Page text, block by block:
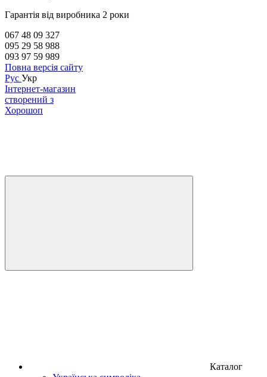
Гарантія від виробника 2 роки
067 48 09 327
095 29 58 988
093 97 59 989
Повна версія сайту
Рус Укр
Інтернет-магазин
створений з
Хорошоп
Каталог